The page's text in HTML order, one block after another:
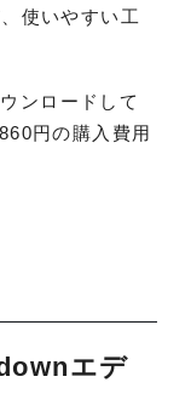
使いやすい工
ンロードして
円の購入費用
エデ